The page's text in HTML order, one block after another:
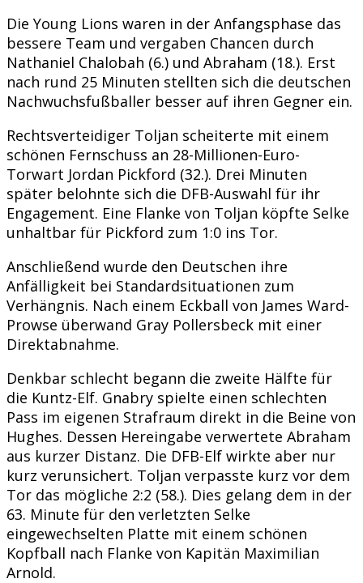
Die Young Lions waren in der Anfangsphase das
bessere Team und vergaben Chancen durch
Nathaniel Chalobah (6.) und Abraham (18.). Erst
nach rund 25 Minuten stellten sich die deutschen
Nachwuchsfußballer besser auf ihren Gegner ein.
Rechtsverteidiger Toljan scheiterte mit einem
schönen Fernschuss an 28-Millionen-Euro-
Torwart Jordan Pickford (32.). Drei Minuten
später belohnte sich die DFB-Auswahl für ihr
Engagement. Eine Flanke von Toljan köpfte Selke
unhaltbar für Pickford zum 1:0 ins Tor.
Anschließend wurde den Deutschen ihre
Anfälligkeit bei Standardsituationen zum
Verhängnis. Nach einem Eckball von James Ward-
Prowse überwand Gray Pollersbeck mit einer
Direktabnahme.
Denkbar schlecht begann die zweite Hälfte für
die Kuntz-Elf. Gnabry spielte einen schlechten
Pass im eigenen Strafraum direkt in die Beine von
Hughes. Dessen Hereingabe verwertete Abraham
aus kurzer Distanz. Die DFB-Elf wirkte aber nur
kurz verunsichert. Toljan verpasste kurz vor dem
Tor das mögliche 2:2 (58.). Dies gelang dem in der
63. Minute für den verletzten Selke
eingewechselten Platte mit einem schönen
Kopfball nach Flanke von Kapitän Maximilian
Arnold.